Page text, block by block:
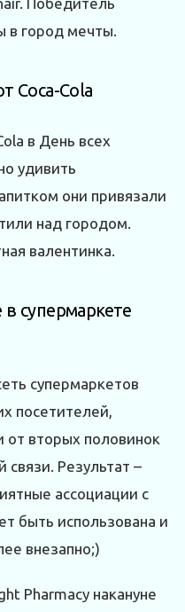
в город мечты.
Coca-Cola
в День всех
удивить
они привязали
над городом.
валентинка.
супермаркете
супермаркетов
посетителей,
от вторых половинок
связи. Результат –
ассоциации с
быть использована и
внезапно;)
Pharmacy накануне